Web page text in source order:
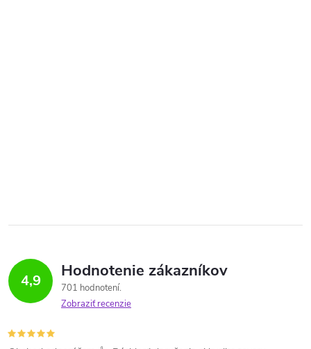
4,9 Hodnotenie zákazníkov
701 hodnotení
Zobraziť recenzie